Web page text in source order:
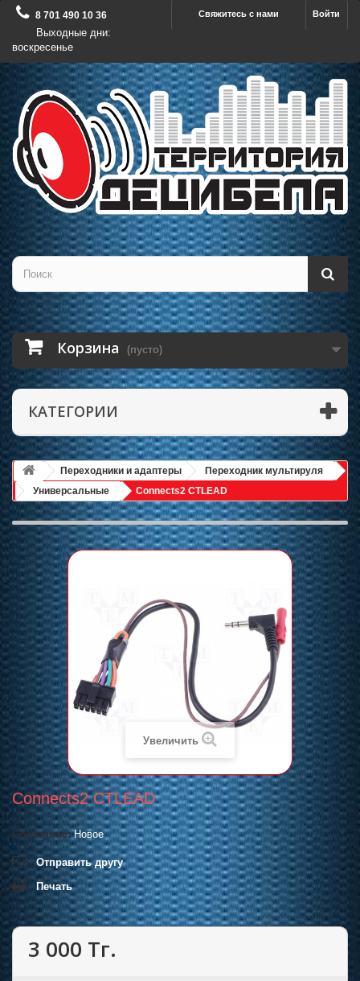
Войти
Свяжитесь с нами
8 701 490 10 36
Выходные дни:
воскресенье
Корзина (пусто)
КАТЕГОРИИ
Переходники и адаптеры
Переходник мультируля
Универсальные
Connects2 CTLEAD
Увеличить
Connects2 CTLEAD
Состояние: Новое
Отправить другу
Печать
3 000 Тг.